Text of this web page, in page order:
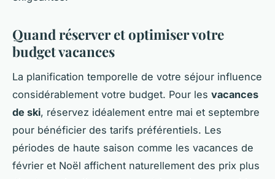
Quand réserver et optimiser votre
budget vacances
La planification temporelle de votre séjour influence
considérablement votre budget. Pour les vacances
de ski, réservez idéalement entre mai et septembre
pour bénéficier des tarifs préférentiels. Les
périodes de haute saison comme les vacances de
février et Noël affichent naturellement des prix plus